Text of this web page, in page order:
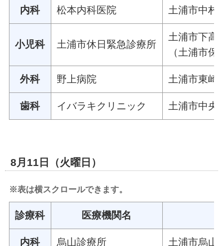
内科 松本内科医院 土浦市中村
小児科 土浦市休日緊急診療所
土浦市下高
（土浦市
外科 野上病院 土浦市東崎
歯科 イバラキクリニック 土浦市中央
8月11日（火曜日）
※表は横スクロールできます。
診療科 医療機関名
内科 烏山診療所 土浦市烏山